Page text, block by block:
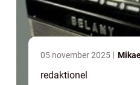
05 november 2025
redaktionel